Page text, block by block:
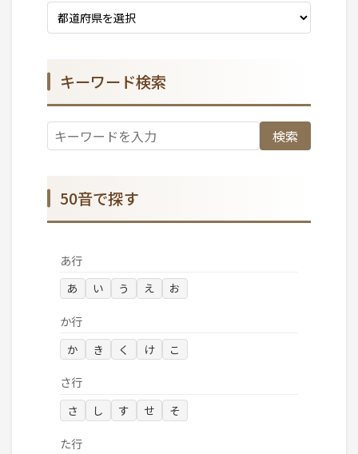
キーワード検索
検索
50音で探す
あ行
あ い う え お
か行
か き く け こ
さ行
さ し す せ そ
た行